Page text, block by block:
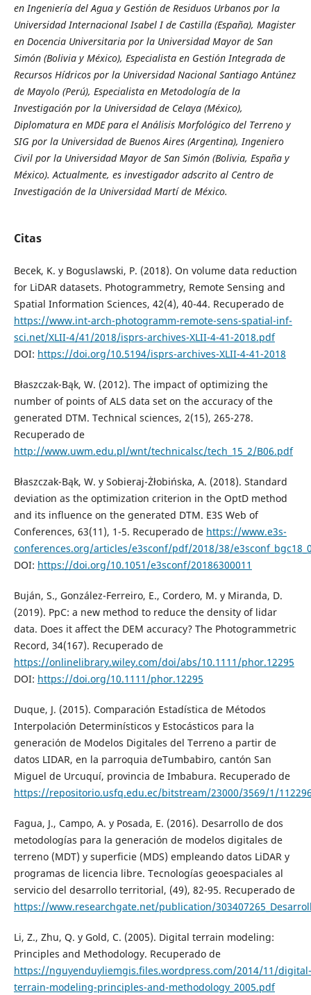
en Ingeniería del Agua y Gestión de Residuos Urbanos por la
Universidad Internacional Isabel I de Castilla (España), Magister
en Docencia Universitaria por la Universidad Mayor de San
Simón (Bolivia y México), Especialista en Gestión Integrada de
Recursos Hídricos por la Universidad Nacional Santiago Antúnez
de Mayolo (Perú), Especialista en Metodología de la
Investigación por la Universidad de Celaya (México),
Diplomatura en MDE para el Análisis Morfológico del Terreno y
SIG por la Universidad de Buenos Aires (Argentina), Ingeniero
Civil por la Universidad Mayor de San Simón (Bolivia, España y
México). Actualmente, es investigador adscrito al Centro de
Investigación de la Universidad Martí de México.
Citas
Becek, K. y Boguslawski, P. (2018). On volume data reduction
for LiDAR datasets. Photogrammetry, Remote Sensing and
Spatial Information Sciences, 42(4), 40-44. Recuperado de
https://www.int-arch-photogramm-remote-sens-spatial-inf-
sci.net/XLII-4/41/2018/isprs-archives-XLII-4-41-2018.pdf
DOI: https://doi.org/10.5194/isprs-archives-XLII-4-41-2018
Błaszczak-Bąk, W. (2012). The impact of optimizing the
number of points of ALS data set on the accuracy of the
generated DTM. Technical sciences, 2(15), 265-278.
Recuperado de
http://www.uwm.edu.pl/wnt/technicalsc/tech_15_2/B06.pdf
Błaszczak-Bąk, W. y Sobieraj-Żłobińska, A. (2018). Standard
deviation as the optimization criterion in the OptD method
and its influence on the generated DTM. E3S Web of
Conferences, 63(11), 1-5. Recuperado de https://www.e3s-
conferences.org/articles/e3sconf/pdf/2018/38/
DOI: https://doi.org/10.1051/e3sconf/20186300011
Buján, S., González-Ferreiro, E., Cordero, M. y Miranda, D.
(2019). PpC: a new method to reduce the density of lidar
data. Does it affect the DEM accuracy? The Photogrammetric
Record, 34(167). Recuperado de
https://onlinelibrary.wiley.com/doi/abs/10.1111/phor.12295
DOI: https://doi.org/10.1111/phor.12295
Duque, J. (2015). Comparación Estadística de Métodos
Interpolación Determinísticos y Estocásticos para la
generación de Modelos Digitales del Terreno a partir de
datos LIDAR, en la parroquia deTumbabiro, cantón San
Miguel de Urcuquí, provincia de Imbabura. Recuperado de
https://repositorio.usfq.edu.ec/bitstream/23000/3569/1/
Fagua, J., Campo, A. y Posada, E. (2016). Desarrollo de dos
metodologías para la generación de modelos digitales de
terreno (MDT) y superficie (MDS) empleando datos LiDAR y
programas de licencia libre. Tecnologías geoespaciales al
servicio del desarrollo territorial, (49), 82-95. Recuperado de
https://www.researchgate.net/publication/
Li, Z., Zhu, Q. y Gold, C. (2005). Digital terrain modeling:
Principles and Methodology. Recuperado de
https://nguyenduyliemgis.files.wordpress.com/2014/11/digital-
terrain-modeling-principles-and-methodology_2005.pdf